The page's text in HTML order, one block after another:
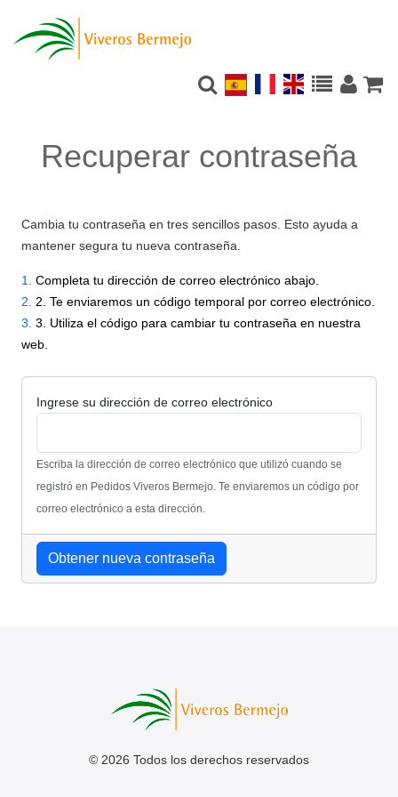
Recuperar contraseña
Cambia tu contraseña en tres sencillos pasos. Esto ayuda a
mantener segura tu nueva contraseña.
1. Completa tu dirección de correo electrónico abajo.
2. 2. Te enviaremos un código temporal por correo electrónico.
3. 3. Utiliza el código para cambiar tu contraseña en nuestra
web.
Ingrese su dirección de correo electrónico
Escriba la dirección de correo electrónico que utilizó cuando se
registró en Pedidos Viveros Bermejo. Te enviaremos un código por
correo electrónico a esta dirección.
Obtener nueva contraseña
© 2026 Todos los derechos reservados